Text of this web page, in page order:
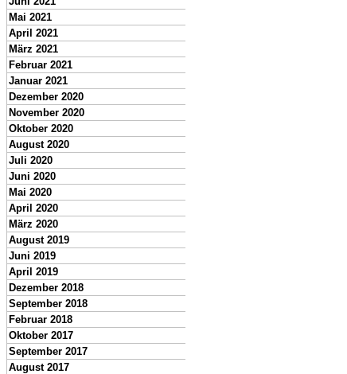
Mai 2021
April 2021
März 2021
Februar 2021
Januar 2021
Dezember 2020
November 2020
Oktober 2020
August 2020
Juli 2020
Juni 2020
Mai 2020
April 2020
März 2020
August 2019
Juni 2019
April 2019
Dezember 2018
September 2018
Februar 2018
Oktober 2017
September 2017
August 2017